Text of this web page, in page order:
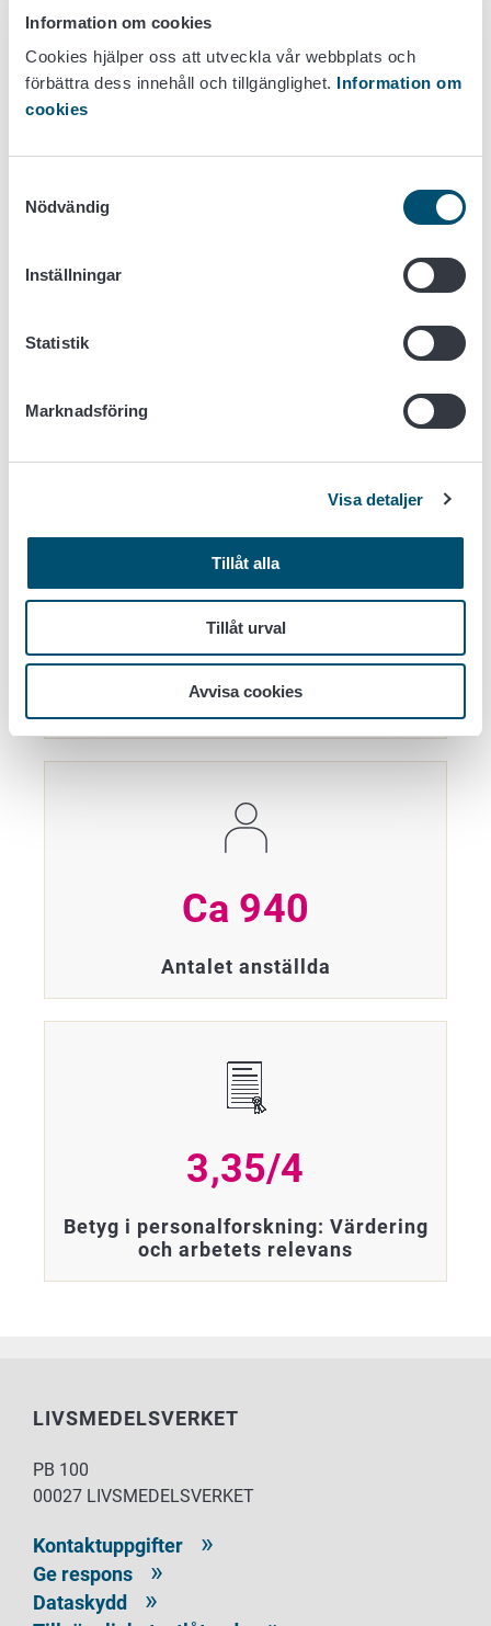
Information om cookies
Cookies hjälper oss att utveckla vår webbplats och
förbättra dess innehåll och tillgänglighet. Information om
cookies
Nödvändig
Inställningar
Statistik
Marknadsföring
Visa detaljer
Tillåt alla
Tillåt urval
Avvisa cookies
Vid Livsmedelsverket arbetar vi för människors,
djurs och växters hälsa, vi stödjer landsbygdens
livskraft och vi utvecklar och upprätthåller
uppgifter. Vi erbjuder karriärmöjligheter för experter
verkningsfullt arbete som du flexibelt kan förena
med ditt övriga liv.
Vilka uppgifter kan du söka till just nu? Se lediga arbetsplatser!
SOM ARBETSGIVARE?
Över 20 orter
Ca 940
Antalet anställda
3,35/4
Betyg i personalforskning: Värdering
och arbetets relevans
LIVSMEDELSVERKET
PB 100
00027 LIVSMEDELSVERKET
Kontaktuppgifter
Ge respons
Dataskydd